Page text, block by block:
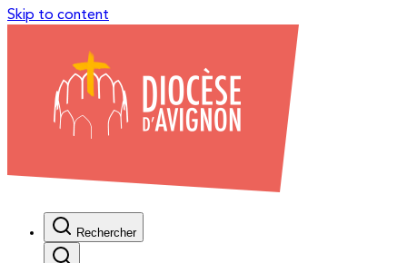
Skip to content
Rechercher